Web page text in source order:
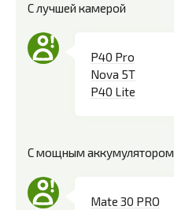
С лучшей камерой
P40 Pro
Nova 5T
P40 Lite
С мощным аккумулятором
Mate 30 PRO